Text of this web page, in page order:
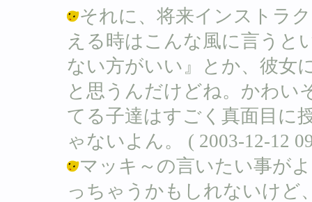
それに、将来インストラ
える時はこんな風に言うと
ない方がいい』とか、彼女
と思うんだけどね。かわい
てる子達はすごく真面目に
ゃないよん。 ( 2003-12-12
マッキ～の言いたい事が
っちゃうかもしれないけど